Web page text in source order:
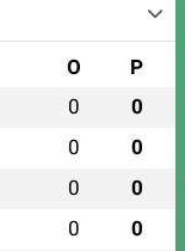
O P
0 0
0 0
0 0
0 0